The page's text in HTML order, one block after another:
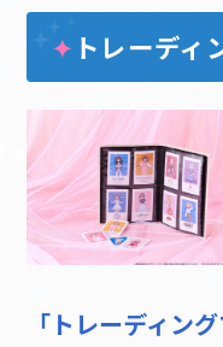
✦ トレーディ
「トレーディン